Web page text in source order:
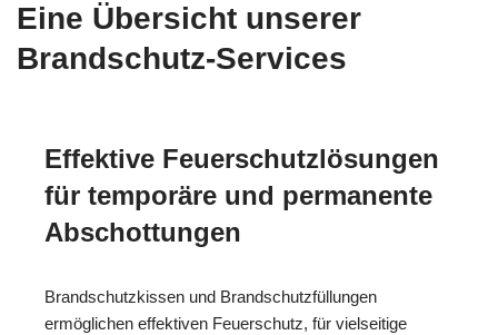
Eine Übersicht unserer
Brandschutz-Services
Effektive Feuerschutzlösungen
für temporäre und permanente
Abschottungen
Brandschutzkissen und Brandschutzfüllungen
ermöglichen effektiven Feuerschutz, für vielseitige